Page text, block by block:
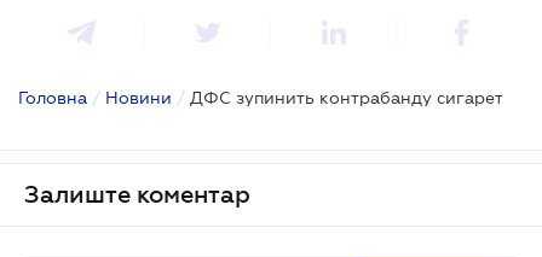
Головна / Новини / ДФС зупинить контрабанду сигарет
Залиште коментар